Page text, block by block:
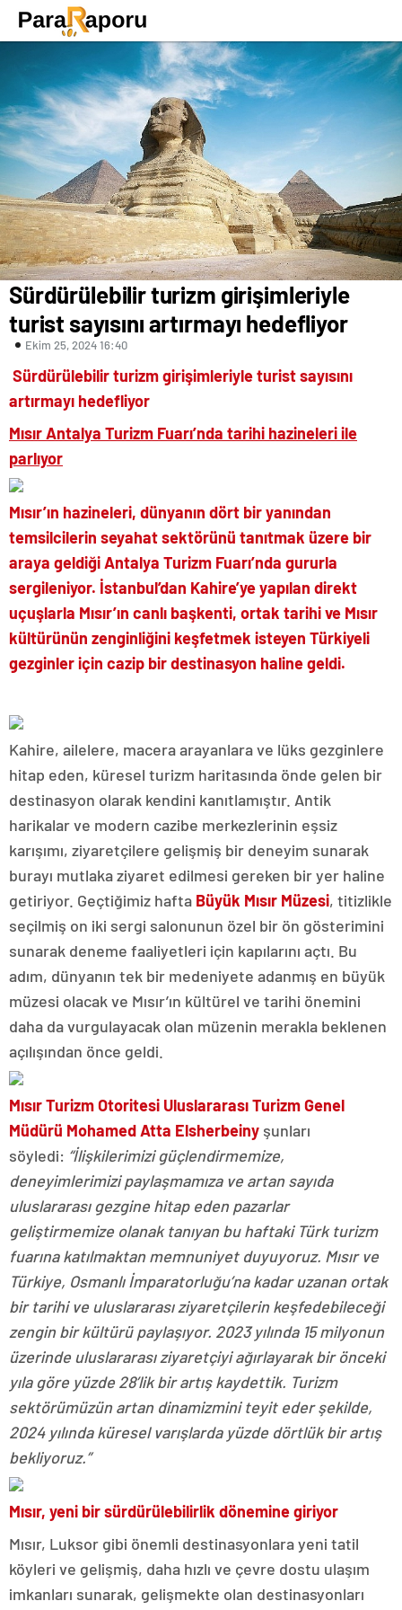
Sürdürülebilir turizm girişimleriyle
turist sayısını artırmayı hedefliyor
Ekim 25, 2024 16:40
Sürdürülebilir turizm girişimleriyle turist sayısını
artırmayı hedefliyor
Mısır Antalya Turizm Fuarı’nda tarihi hazineleri ile
parlıyor
Mısır’ın hazineleri, dünyanın dört bir yanından
temsilcilerin seyahat sektörünü tanıtmak üzere bir
araya geldiği Antalya Turizm Fuarı’nda gururla
sergileniyor. İstanbul’dan Kahire’ye yapılan direkt
uçuşlarla Mısır’ın canlı başkenti, ortak tarihi ve Mısır
kültürünün zenginliğini keşfetmek isteyen Türkiyeli
gezginler için cazip bir destinasyon haline geldi.
Kahire, ailelere, macera arayanlara ve lüks gezginlere
hitap eden, küresel turizm haritasında önde gelen bir
destinasyon olarak kendini kanıtlamıştır. Antik
harikalar ve modern cazibe merkezlerinin eşsiz
karışımı, ziyaretçilere gelişmiş bir deneyim sunarak
burayı mutlaka ziyaret edilmesi gereken bir yer haline
getiriyor. Geçtiğimiz hafta Büyük Mısır Müzesi, titizlikle
seçilmiş on iki sergi salonunun özel bir ön gösterimini
sunarak deneme faaliyetleri için kapılarını açtı. Bu
adım, dünyanın tek bir medeniyete adanmış en büyük
müzesi olacak ve Mısır’ın kültürel ve tarihi önemini
daha da vurgulayacak olan müzenin merakla beklenen
açılışından önce geldi.
Mısır Turizm Otoritesi Uluslararası Turizm Genel
Müdürü Mohamed Atta Elsherbeiny şunları
söyledi: “İlişkilerimizi güçlendirmemize,
deneyimlerimizi paylaşmamıza ve artan sayıda
uluslararası gezgine hitap eden pazarlar
geliştirmemize olanak tanıyan bu haftaki Türk turizm
fuarına katılmaktan memnuniyet duyuyoruz. Mısır ve
Türkiye, Osmanlı İmparatorluğu’na kadar uzanan ortak
bir tarihi ve uluslararası ziyaretçilerin keşfedebileceği
zengin bir kültürü paylaşıyor. 2023 yılında 15 milyonun
üzerinde uluslararası ziyaretçiyi ağırlayarak bir önceki
yıla göre yüzde 28’lik bir artış kaydettik. Turizm
sektörümüzün artan dinamizmini teyit eder şekilde,
2024 yılında küresel varışlarda yüzde dörtlük bir artış
bekliyoruz.”
Mısır, yeni bir sürdürülebilirlik dönemine giriyor
Mısır, Luksor gibi önemli destinasyonlara yeni tatil
köyleri ve gelişmiş, daha hızlı ve çevre dostu ulaşım
imkanları sunarak, gelişmekte olan destinasyonları